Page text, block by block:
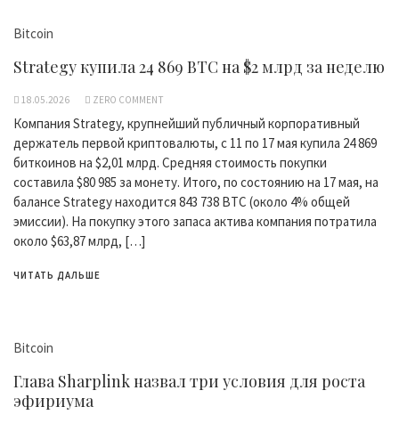
Bitcoin
Strategy купила 24 869 BTC на $2 млрд за неделю
18.05.2026 ZERO COMMENT
Компания Strategy, крупнейший публичный корпоративный
держатель первой криптовалюты, с 11 по 17 мая купила 24 869
биткоинов на $2,01 млрд. Средняя стоимость покупки
составила $80 985 за монету. Итого, по состоянию на 17 мая, на
балансе Strategy находится 843 738 BTC (около 4% общей
эмиссии). На покупку этого запаса актива компания потратила
около $63,87 млрд, […]
ЧИТАТЬ ДАЛЬШЕ
Bitcoin
Глава Sharplink назвал три условия для роста
эфириума